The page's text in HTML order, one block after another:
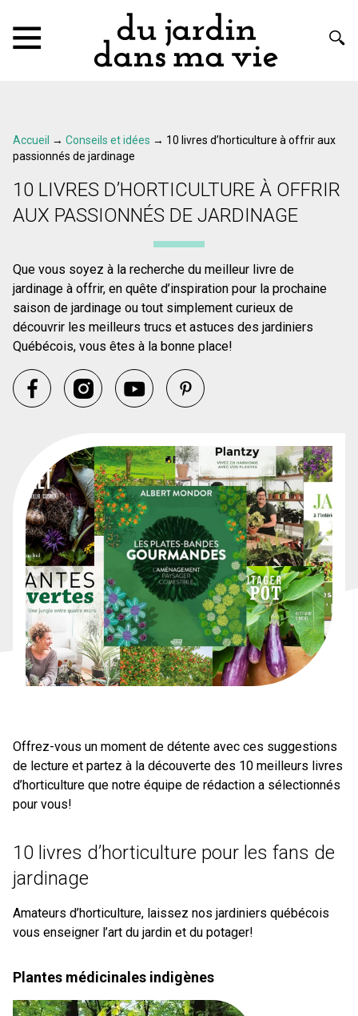
Accueil → Conseils et idées → 10 livres d’horticulture à offrir aux
passionnés de jardinage
10 LIVRES D’HORTICULTURE À OFFRIR
AUX PASSIONNÉS DE JARDINAGE
Que vous soyez à la recherche du meilleur livre de
jardinage à offrir, en quête d’inspiration pour la prochaine
saison de jardinage ou tout simplement curieux de
découvrir les meilleurs trucs et astuces des jardiniers
Québécois, vous êtes à la bonne place!
Offrez-vous un moment de détente avec ces suggestions
de lecture et partez à la découverte des 10 meilleurs livres
d’horticulture que notre équipe de rédaction a sélectionnés
pour vous!
10 livres d’horticulture pour les fans de
jardinage
Amateurs d’horticulture, laissez nos jardiniers québécois
vous enseigner l’art du jardin et du potager!
Plantes médicinales indigènes